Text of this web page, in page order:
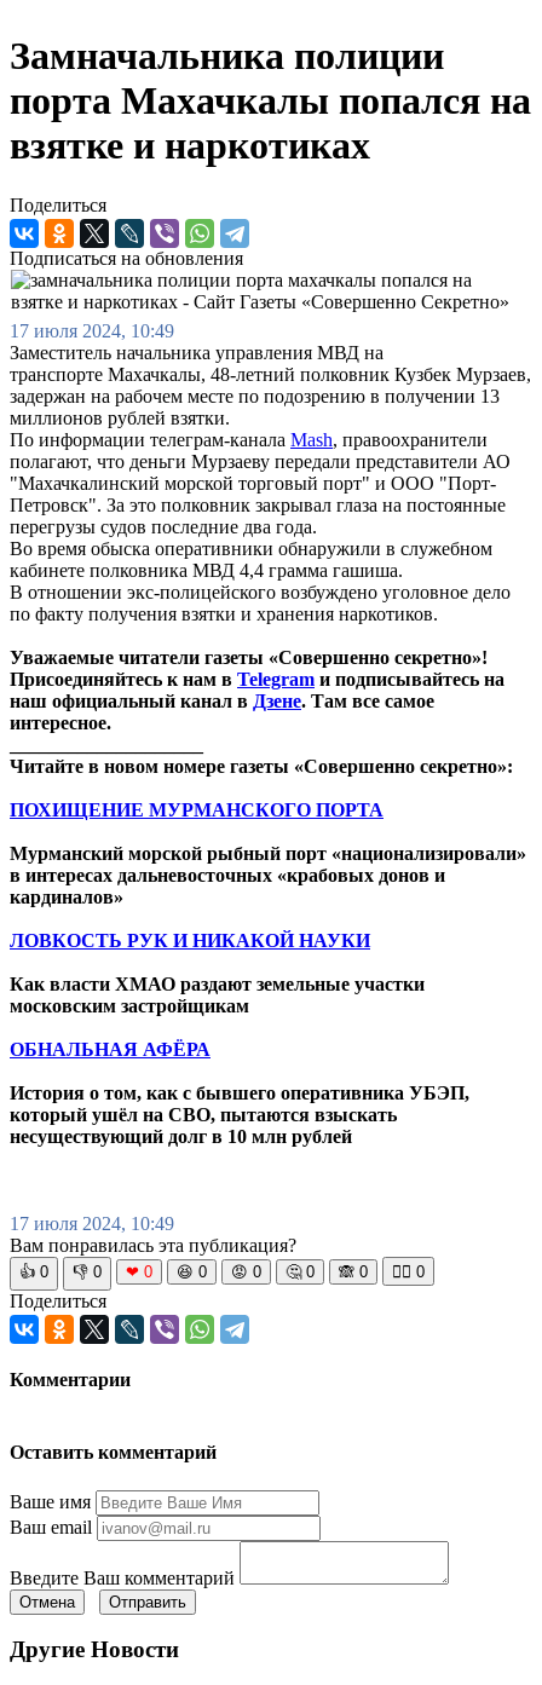
Замначальника полиции
порта Махачкалы попался на
взятке и наркотиках
Поделиться
Подписаться на обновления
17 июля 2024, 10:49
Заместитель начальника управления МВД на
транспорте Махачкалы, 48-летний полковник Кузбек Мурзаев,
задержан на рабочем месте по подозрению в получении 13
миллионов рублей взятки.
По информации телеграм-канала Mash, правоохранители
полагают, что деньги Мурзаеву передали представители АО
"Махачкалинский морской торговый порт" и ООО "Порт-
Петровск". За это полковник закрывал глаза на постоянные
перегрузы судов последние два года.
Во время обыска оперативники обнаружили в служебном
кабинете полковника МВД 4,4 грамма гашиша.
В отношении экс-полицейского возбуждено уголовное дело
по факту получения взятки и хранения наркотиков.
Уважаемые читатели газеты «Совершенно секретно»!
Присоединяйтесь к нам в Telegram и подписывайтесь на
наш официальный канал в Дзене. Там все самое
интересное.
Читайте в новом номере газеты «Совершенно секретно»:
ПОХИЩЕНИЕ МУРМАНСКОГО ПОРТА
Мурманский морской рыбный порт «национализировали»
в интересах дальневосточных «крабовых донов и
кардиналов»
ЛОВКОСТЬ РУК И НИКАКОЙ НАУКИ
Как власти ХМАО раздают земельные участки
московским застройщикам
ОБНАЛЬНАЯ АФЁРА
История о том, как с бывшего оперативника УБЭП,
который ушёл на СВО, пытаются взыскать
несуществующий долг в 10 млн рублей
17 июля 2024, 10:49
Вам понравилась эта публикация?
👍 0 👎 0 ❤ 0 😆 0 😡 0 🤔 0 🙈 0 🧘‍♀️ 0
Поделиться
Комментарии
Оставить комментарий
Ваше имя
Ваш email
Введите Ваш комментарий
Отмена Отправить
Другие Новости